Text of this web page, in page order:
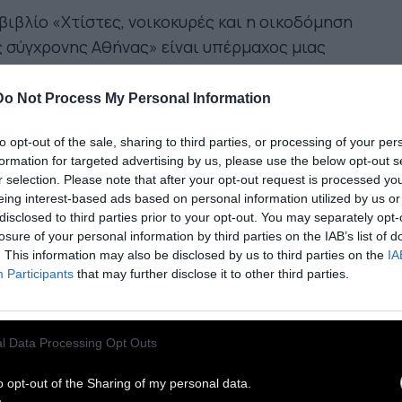
Not Process My Personal Information
opt-out of the sale, sharing to third parties, or processing of your
for targeted advertising by us, please use the below opt-out
selection. Please note that after your opt-out request is processed
interest-based ads based on personal information utilized by us
to third parties prior to your opt-out. You may separately
of your personal information by third parties on the IAB’s list of
This information may also be disclosed by us to third parties on the
Participants that may further disclose it to other third parties.
Data Processing Opt Outs
opt-out of the Sharing of my personal data.
«Χτίστες, νοικοκυρές και η οικοδόμηση
σύγχρονης Αθήνας» είναι υπέρμαχος μιας
ιστορίας που δίνει πρόσβαση
εννοιολογικούς κόσμους καιστη φαντασία
και ποιες ήταν αυτοί οι
μετανάστες,
του χτισμένου
μας;»